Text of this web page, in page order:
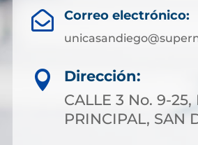
 Correo electrónico:

Dirección:
CALLE 3 No. 9-25,
PRINCIPAL, SAN